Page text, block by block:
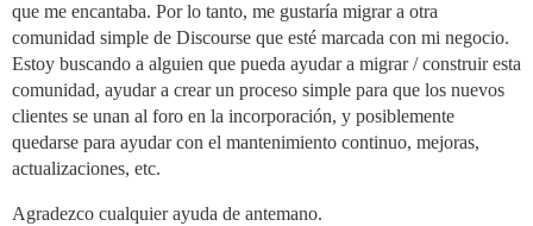
que me encantaba. Por lo tanto, me gustaría migrar a otra
comunidad simple de Discourse que esté marcada con mi negocio.
Estoy buscando a alguien que pueda ayudar a migrar / construir esta
comunidad, ayudar a crear un proceso simple para que los nuevos
clientes se unan al foro en la incorporación, y posiblemente
quedarse para ayudar con el mantenimiento continuo, mejoras,
actualizaciones, etc.
Agradezco cualquier ayuda de antemano.